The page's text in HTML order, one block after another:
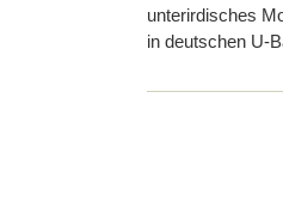
unterirdisches
in deutschen U-